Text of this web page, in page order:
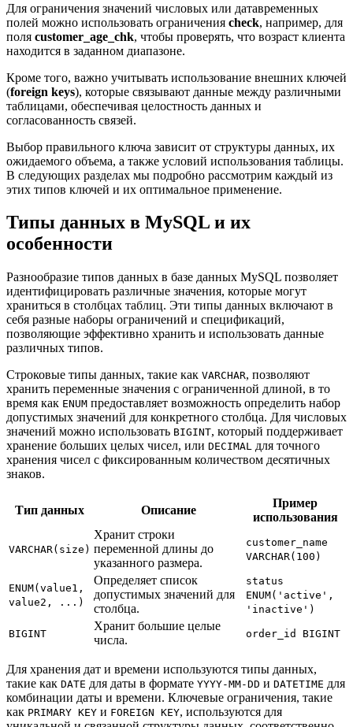
Для ограничения значений числовых или датавременных
полей можно использовать ограничения check, например, для
поля customer_age_chk, чтобы проверять, что возраст клиента
находится в заданном диапазоне.
Кроме того, важно учитывать использование внешних ключей
(foreign keys), которые связывают данные между различными
таблицами, обеспечивая целостность данных и
согласованность связей.
Выбор правильного ключа зависит от структуры данных, их
ожидаемого объема, а также условий использования таблицы.
В следующих разделах мы подробно рассмотрим каждый из
этих типов ключей и их оптимальное применение.
Типы данных в MySQL и их
особенности
Разнообразие типов данных в базе данных MySQL позволяет
идентифицировать различные значения, которые могут
храниться в столбцах таблиц. Эти типы данных включают в
себя разные наборы ограничений и спецификаций,
позволяющие эффективно хранить и использовать данные
различных типов.
Строковые типы данных, такие как VARCHAR, позволяют
хранить переменные значения с ограниченной длиной, в то
время как ENUM предоставляет возможность определить набор
допустимых значений для конкретного столбца. Для числовых
значений можно использовать BIGINT, который поддерживает
хранение больших целых чисел, или DECIMAL для точного
хранения чисел с фиксированным количеством десятичных
знаков.
Тип данных Описание
Пример
использования
VARCHAR(size)
Хранит строки
переменной длины до
указанного размера.
customer_name
VARCHAR(100)
ENUM(value1,
value2, ...)
Определяет список
допустимых значений для
столбца.
status
ENUM('active',
'inactive')
BIGINT
Хранит большие целые
числа.
order_id BIGINT
Для хранения дат и времени используются типы данных,
такие как DATE для даты в формате YYYY-MM-DD и DATETIME для
комбинации даты и времени. Ключевые ограничения, такие
как PRIMARY KEY и FOREIGN KEY, используются для